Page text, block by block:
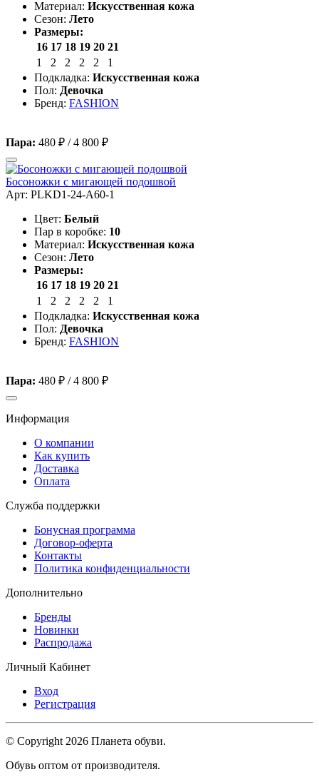
Материал: Искусственная кожа
Сезон: Лето
Размеры:
16 17 18 19 20 21
1
2 2 2 2
1
Подкладка: Искусственная кожа
Пол: Девочка
Бренд: FASHION
Пара: 480 ₽ /4 800 ₽
Босоножки с мигающей подошвой
Арт: PLKD1-24-A60-1
Цвет: Белый
Пар в коробке: 10
Материал: Искусственная кожа
Сезон: Лето
Размеры:
16 17 18 19 20 21
1
2 2 2 2
1
Подкладка: Искусственная кожа
Пол: Девочка
Бренд: FASHION
Пара: 480 ₽ /4 800 ₽
Информация
О компании
Как купить
Доставка
Оплата
Служба поддержки
Бонусная программа
Договор-оферта
Контакты
Политика конфиденциальности
Дополнительно
Бренды
Новинки
Распродажа
Личный Кабинет
Вход
Регистрация
© Copyright 2026 Планета обуви.
Обувь оптом от производителя.